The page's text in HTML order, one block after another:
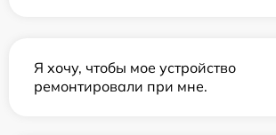
Я хочу, чтобы мое устройство
ремонтировали при мне.